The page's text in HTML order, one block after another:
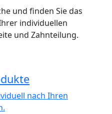
und finden Sie das
individuellen
und Zahnteilung.
nach Ihren